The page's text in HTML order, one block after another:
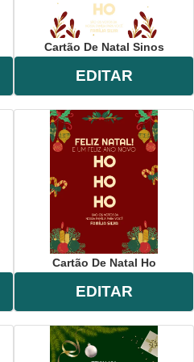
Cartão De Natal Sinos
EDITAR
Cartão De Natal Ho
EDITAR